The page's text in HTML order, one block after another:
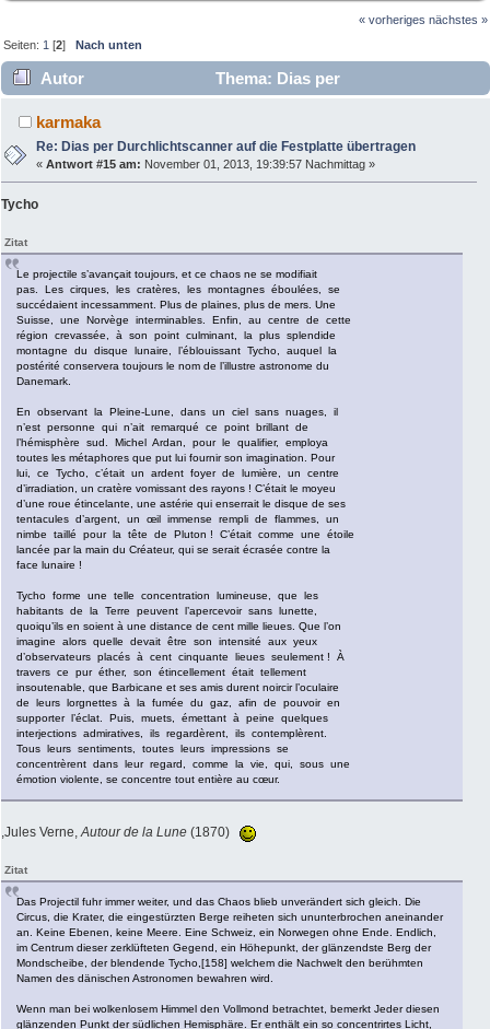
« vorheriges nächstes »
Seiten: 1 [2]Nach unten
Autor
Thema: Dias per
Durchlichtscanner auf die Festplatte übertragen (Gelesen
7867 mal)
karmaka
Re: Dias per Durchlichtscanner auf die Festplatte übertragen
«Antwort #15 am: November 01, 2013, 19:39:57 Nachmittag »
Tycho
Zitat
Le projectile s’avançait toujours, et ce chaos ne se modifiait
pas. Les cirques, les cratères, les montagnes éboulées, se
succédaient incessamment. Plus de plaines, plus de mers. Une
Suisse, une Norvège interminables. Enfin, au centre de cette
région crevassée, à son point culminant, la plus splendide
montagne du disque lunaire, l’éblouissant Tycho, auquel la
postérité conservera toujours le nom de l’illustre astronome du
Danemark.
En observant la Pleine-Lune, dans un ciel sans nuages, il
n’est personne qui n’ait remarqué ce point brillant de
l’hémisphère sud. Michel Ardan, pour le qualifier, employa
toutes les métaphores que put lui fournir son imagination. Pour
lui, ce Tycho, c’était un ardent foyer de lumière, un centre
d’irradiation, un cratère vomissant des rayons ! C’était le moyeu
d’une roue étincelante, une astérie qui enserrait le disque de ses
tentacules d’argent, un œil immense rempli de flammes, un
nimbe taillé pour la tête de Pluton ! C’était comme une étoile
lancée par la main du Créateur, qui se serait écrasée contre la
face lunaire !
Tycho forme une telle concentration lumineuse, que les
habitants de la Terre peuvent l’apercevoir sans lunette,
quoiqu’ils en soient à une distance de cent mille lieues. Que l’on
imagine alors quelle devait être son intensité aux yeux
d’observateurs placés à cent cinquante lieues seulement ! À
travers ce pur éther, son étincellement était tellement
insoutenable, que Barbicane et ses amis durent noircir l’oculaire
de leurs lorgnettes à la fumée du gaz, afin de pouvoir en
supporter l’éclat. Puis, muets, émettant à peine quelques
interjections admiratives, ils regardèrent, ils contemplèrent.
Tous leurs sentiments, toutes leurs impressions se
concentrèrent dans leur regard, comme la vie, qui, sous une
émotion violente, se concentre tout entière au cœur.
,Jules Verne,Autour de la Lune (1870)
Zitat
Das Projectil fuhr immer weiter, und das Chaos blieb unverändert sich gleich. Die
Circus, die Krater, die eingestürzten Berge reiheten sich ununterbrochen aneinander
an. Keine Ebenen, keine Meere. Eine Schweiz, ein Norwegen ohne Ende. Endlich,
im Centrum dieser zerklüfteten Gegend, ein Höhepunkt, der glänzendste Berg der
Mondscheibe, der blendende Tycho,[158] welchem die Nachwelt den berühmten
Namen des dänischen Astronomen bewahren wird.
Wenn man bei wolkenlosem Himmel den Vollmond betrachtet, bemerkt Jeder diesen
glänzenden Punkt der südlichen Hemisphäre. Er enthält ein so concentrirtes Licht,